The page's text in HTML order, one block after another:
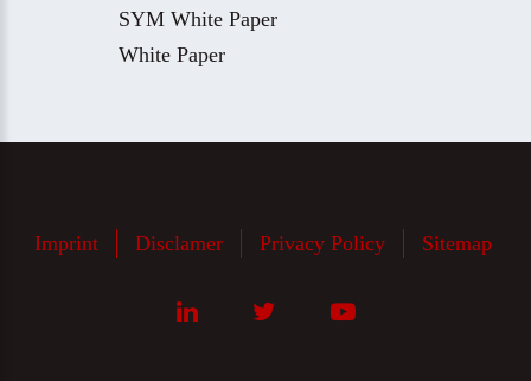
SYM White Paper
White Paper
Imprint Disclamer Privacy Policy Sitemap